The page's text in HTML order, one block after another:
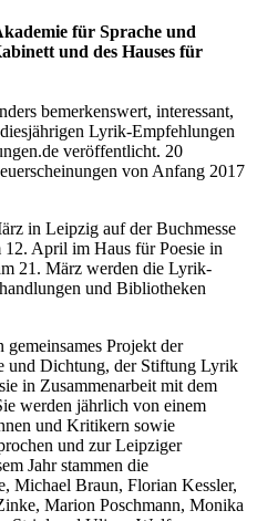
für Sprache und
und des Hauses für
bemerkenswert, interessant,
Lyrik-Empfehlungen
veröffentlicht. 20
von Anfang 2017
in Leipzig auf der Buchmesse
April im Haus für Poesie in
21. März werden die Lyrik-
und Bibliotheken
Projekt der
und Dichtung, der Stiftung Lyrik
in Zusammenarbeit mit dem
werden jährlich von einem
und Kritikern sowie
und zur Leipziger
Jahr stammen die
Michael Braun, Florian Kessler,
Marion Poschmann, Monika